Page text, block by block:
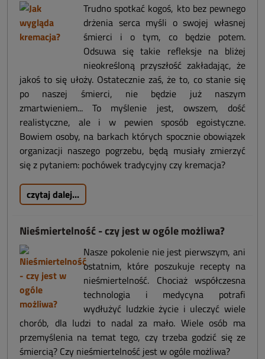
Trudno spotkać kogoś, kto bez pewnego
drżenia serca myśli o swojej własnej
śmierci i o tym, co będzie potem.
Odsuwa się takie refleksje na bliżej
nieokreśloną przyszłość zakładając, że
jakoś to się ułoży. Ostatecznie zaś, że to, co stanie się
po naszej śmierci, nie będzie już naszym
zmartwieniem... To myślenie jest, owszem, dość
realistyczne, ale i w pewien sposób egoistyczne.
Bowiem osoby, na barkach których spocznie obowiązek
organizacji naszego pogrzebu, będą musiały zmierzyć
się z pytaniem: pochówek tradycyjny czy kremacja?
czytaj dalej...
Nieśmiertelność - czy jest w ogóle możliwa?
Nasze pokolenie nie jest pierwszym, ani
ostatnim, które poszukuje recepty na
nieśmiertelność. Chociaż współczesna
technologia i medycyna potrafi
wydłużyć ludzkie życie i uleczyć wiele
chorób, dla ludzi to nadal za mało. Wiele osób ma
przemyślenia na temat tego, czy trzeba godzić się ze
śmiercią? Czy nieśmiertelność jest w ogóle możliwa?